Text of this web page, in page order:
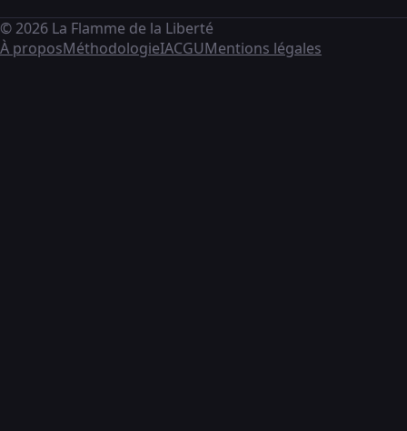
© 2026 La Flamme de la Liberté
À proposMéthodologieIACGUMentions légales